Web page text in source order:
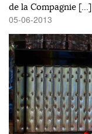
de la Compagnie […]
05-06-2013